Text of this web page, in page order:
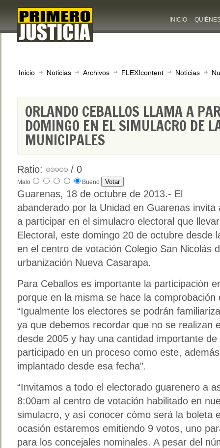
INICIO
Inicio Noticias Archivos FLEXIcontent Noticias
ORLANDO CEBALLOS LLAMA A
DOMINGO EN EL SIMULACRO DE
MUNICIPALES
Ratio: / 0
Malo Bueno
Guarenas, 18 de octubre de 2013.- El
abanderado por la Unidad en Guarenas
a participar en el simulacro electoral que
Electoral, este domingo 20 de octubre desde
en el centro de votación Colegio San Nicolás
urbanización Nueva Casarapa.
Para Ceballos es importante la participación
porque en la misma se hace la
“Igualmente los electores se podrán
ya que debemos recordar que no se realizan
desde 2005 y hay una cantidad importante
participado en un proceso como este,
implantado desde esa fecha”.
“Invitamos a todo el electorado guarenero a
8:00am al centro de votación habilitado en
simulacro, y así conocer cómo será la boleta
ocasión estaremos emitiendo 9 votos, uno
para los concejales nominales. A pesar del